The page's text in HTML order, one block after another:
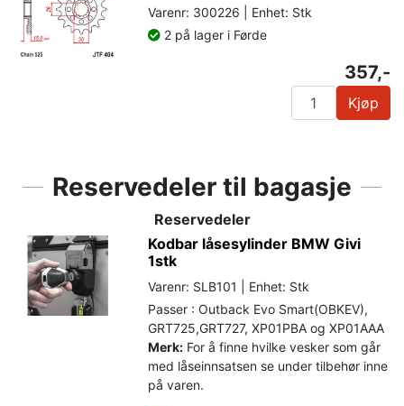
Varenr: 300226 | Enhet: Stk
2 på lager i Førde
357,-
Kjøp
Reservedeler til bagasje
Reservedeler
Kodbar låsesylinder BMW Givi
1stk
Varenr: SLB101 | Enhet: Stk
Passer : Outback Evo Smart(OBKEV),
GRT725,GRT727, XP01PBA og XP01AAA
Merk: For å finne hvilke vesker som går
med låseinnsatsen se under tilbehør inne
på varen.